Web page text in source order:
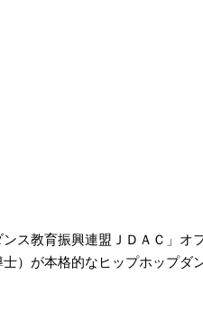
ス教育振興連盟ＪＤＡＣ」オ
）が本格的なヒップホップダ